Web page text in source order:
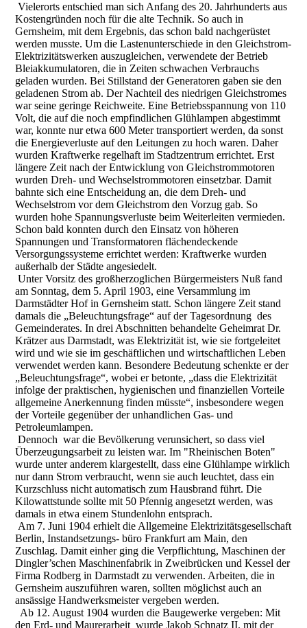
Vielerorts entschied man sich Anfang des 20. Jahrhunderts aus
Kostengründen noch für die alte Technik. So auch in
Gernsheim, mit dem Ergebnis, das schon bald nachgerüstet
werden musste. Um die Lastenunterschiede in den Gleichstrom-
Elektrizitätswerken auszugleichen, verwendete der Betrieb
Bleiakkumulatoren, die in Zeiten schwachen Verbrauchs
geladen wurden. Bei Stillstand der Generatoren gaben sie den
geladenen Strom ab. Der Nachteil des niedrigen Gleichstromes
war seine geringe Reichweite. Eine Betriebsspannung von 110
Volt, die auf die noch empfindlichen Glühlampen abgestimmt
war, konnte nur etwa 600 Meter transportiert werden, da sonst
die Energieverluste auf den Leitungen zu hoch waren. Daher
wurden Kraftwerke regelhaft im Stadtzentrum errichtet. Erst
längere Zeit nach der Entwicklung von Gleichstrommotoren
wurden Dreh- und Wechselstrommotoren einsetzbar. Damit
bahnte sich eine Entscheidung an, die dem Dreh- und
Wechselstrom vor dem Gleichstrom den Vorzug gab. So
wurden hohe Spannungsverluste beim Weiterleiten vermieden.
Schon bald konnten durch den Einsatz von höheren
Spannungen und Transformatoren flächendeckende
Versorgungssysteme errichtet werden: Kraftwerke wurden
außerhalb der Städte angesiedelt.
Unter Vorsitz des großherzoglichen Bürgermeisters Nuß fand
am Sonntag, dem 5. April 1903, eine Versammlung im
Darmstädter Hof in Gernsheim statt. Schon längere Zeit stand
damals die „Beleuchtungsfrage“ auf der Tagesordnung des
Gemeinderates. In drei Abschnitten behandelte Geheimrat Dr.
Krätzer aus Darmstadt, was Elektrizität ist, wie sie fortgeleitet
wird und wie sie im geschäftlichen und wirtschaftlichen Leben
verwendet werden kann. Besondere Bedeutung schenkte er der
„Beleuchtungsfrage“, wobei er betonte, „dass die Elektrizität
infolge der praktischen, hygienischen und finanziellen Vorteile
allgemeine Anerkennung finden müsste“, insbesondere wegen
der Vorteile gegenüber der unhandlichen Gas- und
Petroleumlampen.
Dennoch war die Bevölkerung verunsichert, so dass viel
Überzeugungsarbeit zu leisten war. Im "Rheinischen Boten"
wurde unter anderem klargestellt, dass eine Glühlampe wirklich
nur dann Strom verbraucht, wenn sie auch leuchtet, dass ein
Kurzschluss nicht automatisch zum Hausbrand führt. Die
Kilowattstunde sollte mit 50 Pfennig angesetzt werden, was
damals in etwa einem Stundenlohn entsprach.
Am 7. Juni 1904 erhielt die Allgemeine Elektrizitätsgesellschaft
Berlin, Instandsetzungs- büro Frankfurt am Main, den
Zuschlag. Damit einher ging die Verpflichtung, Maschinen der
Dingler’schen Maschinenfabrik in Zweibrücken und Kessel der
Firma Rodberg in Darmstadt zu verwenden. Arbeiten, die in
Gernsheim auszuführen waren, sollten möglichst auch an
ansässige Handwerksmeister vergeben werden.
Ab 12. August 1904 wurden die Baugewerke vergeben: Mit
den Erd- und Maurerarbeit wurde Jakob Schnatz II. mit der